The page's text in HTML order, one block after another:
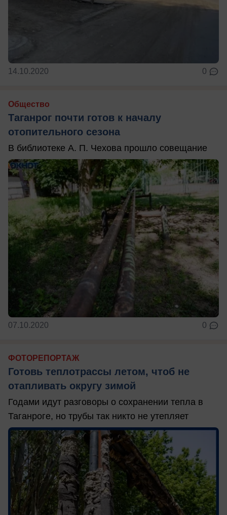
14.10.2020 0
Общество
Таганрог почти готов к началу
отопительного сезона
В библиотеке А. П. Чехова прошло совещание
07.10.2020 0
ФОТОРЕПОРТАЖ
Готовь теплотрассы летом, чтоб не
отапливать округу зимой
Годами идут разговоры о сохранении тепла в
Таганроге, но трубы так никто не утепляет